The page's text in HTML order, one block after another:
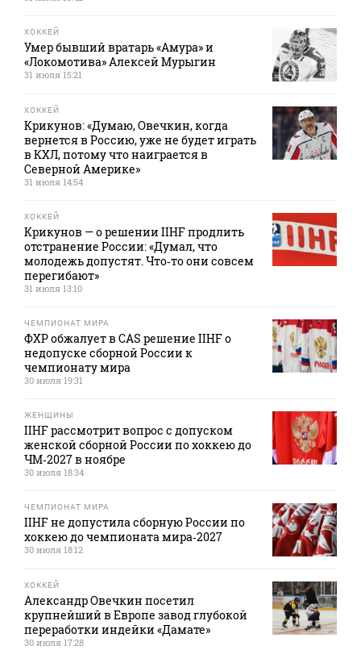
ХОККЕЙ
Умер бывший вратарь «Амура» и
«Локомотива» Алексей Мурыгин
31 июля 15:21
ХОККЕЙ
Крикунов: «Думаю, Овечкин, когда
вернется в Россию, уже не будет играть
в КХЛ, потому что наиграется в
Северной Америке»
31 июля 14:54
ХОККЕЙ
Крикунов — о решении IIHF продлить
отстранение России: «Думал, что
молодежь допустят. Что‑то они совсем
перегибают»
31 июля 13:10
ЧЕМПИОНАТ МИРА
ФХР обжалует в CAS решение IIHF о
недопуске сборной России к
чемпионату мира
30 июля 19:31
ЖЕНЩИНЫ
IIHF рассмотрит вопрос с допуском
женской сборной России по хоккею до
ЧМ‑2027 в ноябре
30 июля 18:34
ЧЕМПИОНАТ МИРА
IIHF не допустила сборную России по
хоккею до чемпионата мира‑2027
30 июля 18:12
ХОККЕЙ
Александр Овечкин посетил
крупнейший в Европе завод глубокой
переработки индейки «Дамате»
30 июля 17:28